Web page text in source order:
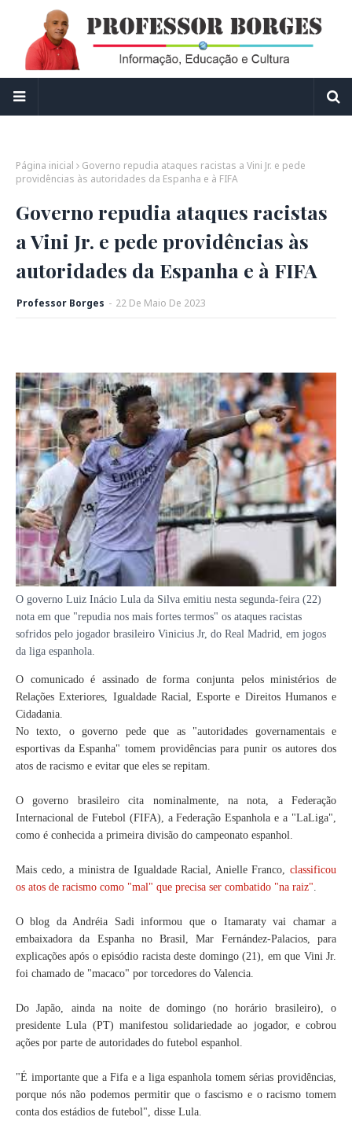
Página inicial
Governo repudia ataques racistas a Vini Jr. e pede
providências às autoridades da Espanha e à FIFA
Governo repudia ataques racistas
a Vini Jr. e pede providências às
autoridades da Espanha e à FIFA
Professor Borges - 22 De Maio De 2023
O governo Luiz Inácio Lula da Silva emitiu nesta segunda-feira (22)
nota em que "repudia nos mais fortes termos" os ataques racistas
sofridos pelo jogador brasileiro Vinicius Jr, do Real Madrid, em jogos
da liga espanhola.
O comunicado é assinado de forma conjunta pelos ministérios de
Relações Exteriores, Igualdade Racial, Esporte e Direitos Humanos e
Cidadania.
No texto, o governo pede que as "autoridades governamentais e
esportivas da Espanha" tomem providências para punir os autores dos
atos de racismo e evitar que eles se repitam.
O governo brasileiro cita nominalmente, na nota, a Federação
Internacional de Futebol (FIFA), a Federação Espanhola e a "LaLiga",
como é conhecida a primeira divisão do campeonato espanhol.
Mais cedo, a ministra de Igualdade Racial, Anielle Franco, classificou
os atos de racismo como "mal" que precisa ser combatido "na raiz"
O blog da Andréia Sadi informou que o Itamaraty vai chamar a
embaixadora da Espanha no Brasil, Mar Fernández-Palacios, para
explicações após o episódio racista deste domingo (21), em que Vini Jr.
foi chamado de "macaco" por torcedores do Valencia.
Do Japão, ainda na noite de domingo (no horário brasileiro), o
presidente Lula (PT) manifestou solidariedade ao jogador, e cobrou
ações por parte de autoridades do futebol espanhol.
"É importante que a Fifa e a liga espanhola tomem sérias providências,
porque nós não podemos permitir que o fascismo e o racismo tomem
conta dos estádios de futebol", disse Lula.